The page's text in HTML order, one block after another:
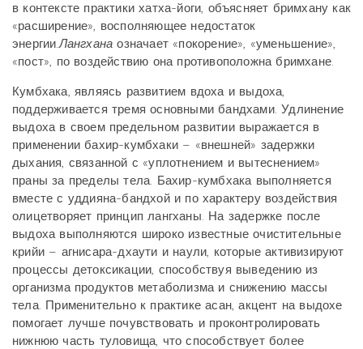
в контексте практики хатха-йоги, объясняет бримхану как
«расширение», восполняющее недостаток
энергии.Лангхана означает «покорение», «уменьшение»,
«пост», по воздействию она противоположна бримхане.
Кумбхака, являясь развитием вдоха и выдоха,
поддерживается тремя основными бандхами. Удлинение
выдоха в своем предельном развитии выражается в
применении бахир-кумбхаки – «внешней» задержки
дыхания, связанной с «уплотнением и вытеснением»
праны за пределы тела. Бахир-кумбхака выполняется
вместе с уддияна-бандхой и по характеру воздействия
олицетворяет принцип лангханы. На задержке после
выдоха выполняются широко известные очистительные
крийи – агнисара-дхаути и наули, которые активизируют
процессы детоксикации, способствуя выведению из
организма продуктов метаболизма и снижению массы
тела. Применительно к практике асан, акцент на выдохе
помогает лучше почувствовать и проконтролировать
нижнюю часть туловища, что способствует более